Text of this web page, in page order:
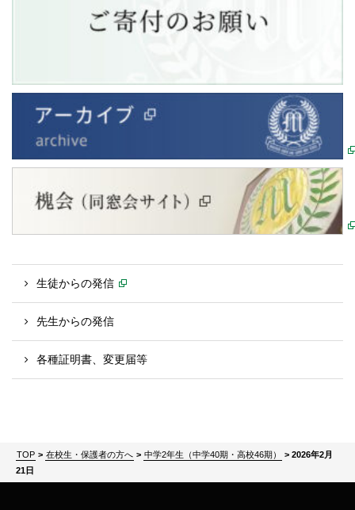
生徒からの発信
先生からの発信
各種証明書、変更届等
TOP > 在校生・保護者の方へ > 中学2年生（中学40期・高校46期） > 2026年2月
21日